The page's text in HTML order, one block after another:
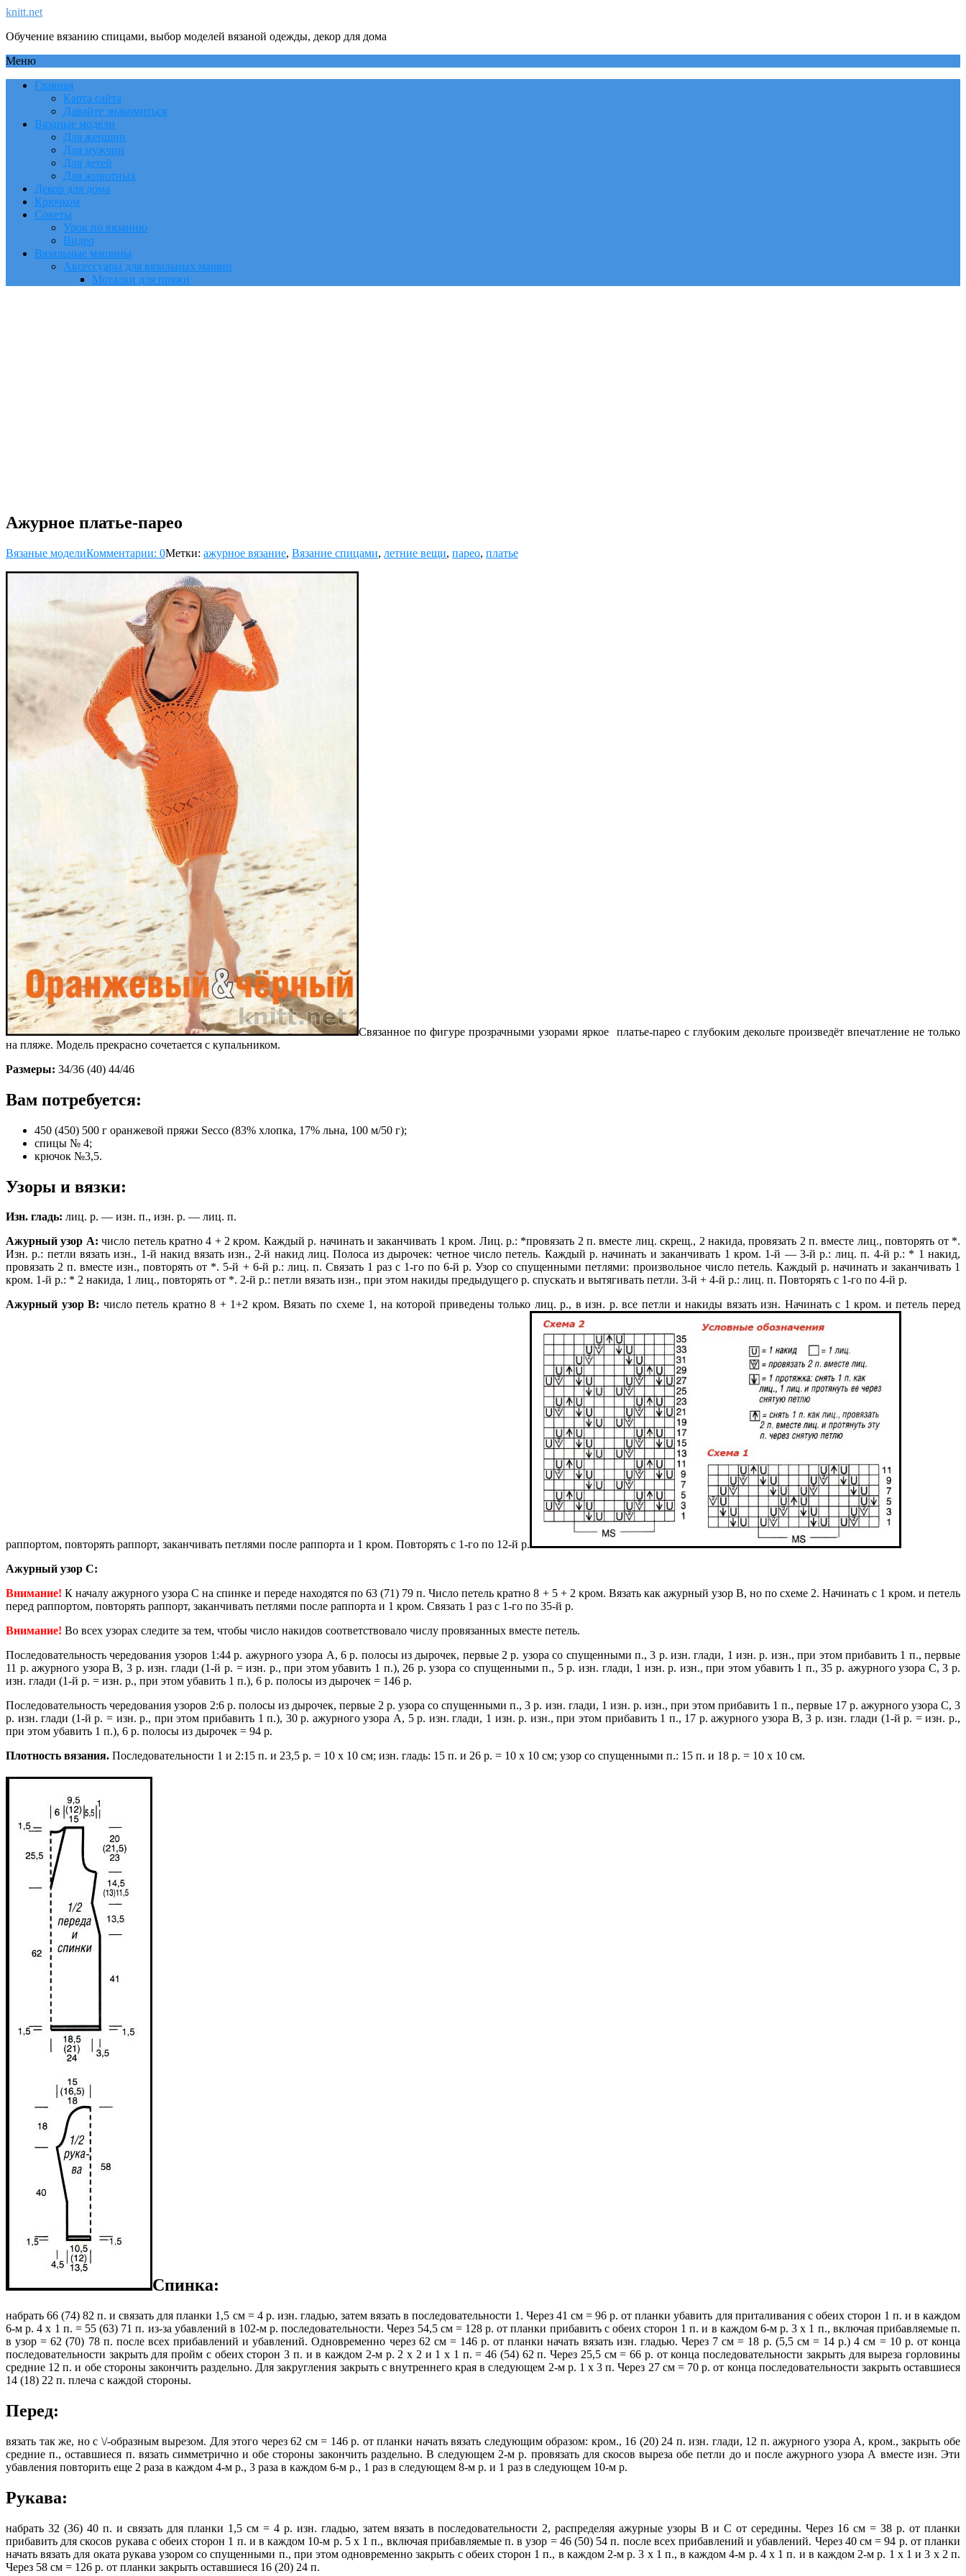
knitt.net
Обучение вязанию спицами, выбор моделей вязаной одежды, декор для дома
Меню
Главная
Карта сайта
Давайте знакомиться
Вязаные модели
Для женщин
Для мужчин
Для детей
Для животных
Декор для дома
Крючком
Советы
Урок по вязанию
Видео
Вязальные машины
Аксессуары для вязальных машин
Моталки для пряжи
Ажурное платье-парео
Вязаные моделиКомментарии: 0Метки: ажурное вязание, Вязание спицами, летние вещи, парео, платье
Связанное по фигуре прозрачными узорами яркое платье-парео с глубоким декольтепроизведёт впечатление не только
на пляже. Модель прекрасно сочетается с купальником.
Размеры: 34/36 (40) 44/46
Вам потребуется:
450 (450) 500 г оран­жевой пряжи Sессо (83% хлопка, 17% льна, 100 м/50 г);
спицы № 4;
крючок №3,5.
Узоры и вязки:
Изн. гладь: лиц. р. — изн. п., изн. р. — лиц. п.
Ажурный узор А: число петель кратно 4 + 2 кром. Каждый р. начинать и заканчивать 1 кром. Лиц. р.: *провязать 2 п. вместе лиц. скрещ., 2 накида, провязать 2 п. вместе лиц., повторять от *.
Изн. р.: петли вязать изн., 1-й накид вязать изн., 2-й накид лиц. Полоса из дырочек: четное число петель. Каждый р. начинать и заканчивать 1 кром. 1-й — 3-й р.: лиц. п. 4-й р.: * 1 накид,
провязать 2 п. вместе изн., повторять от *. 5-й + 6-й р.: лиц. п. Связать 1 раз с 1-го по 6-й р. Узор со спущенными петлями: произвольное число петель. Каждый р. начинать и заканчивать 1
кром. 1-й р.: * 2 накида, 1 лиц., повторять от *. 2-й р.: петли вязать изн., при этом накиды предыдущего р. спускать и вытягивать петли. 3-й + 4-й р.: лиц. п. Повторять с 1-го по 4-й р.
Ажурный узор В: число петель кратно 8 + 1+2 кром. Вязать по схеме 1, на которой приведены только лиц. р., в изн. р. все петли и накиды вязать изн. Начинать с 1 кром. и петель перед
раппортом, повторять раппорт, заканчивать петлями после раппорта и 1 кром. Повторять с 1-го по 12-й р.
Ажурный узор С:
Внимание! К началу ажурного узора С на спинке и переде находятся по 63 (71) 79 п. Число петель кратно 8 + 5 + 2 кром. Вязать как ажурный узор В, но по схеме 2. Начинать с 1 кром. и петель
перед раппортом, повторять раппорт, заканчивать петлями после раппорта и 1 кром. Связать 1 раз с 1-го по 35-й р.
Внимание! Во всех узорах следите за тем, чтобы число накидов соответствовало числу провязанных вместе петель.
Последовательность чередования узоров 1:44 р. ажурного узора А, 6 р. полосы из дырочек, первые 2 р. узора со спущенными п., 3 р. изн. глади, 1 изн. р. изн., при этом прибавить 1 п., первые
11 р. ажурного узора В, 3 р. изн. глади (1-й р. = изн. р., при этом убавить 1 п.), 26 р. узора со спущенными п., 5 р. изн. глади, 1 изн. р. изн., при этом убавить 1 п., 35 р. ажурного узора С, 3 р.
изн. глади (1-й р. = изн. р., при этом убавить 1 п.), 6 р. полосы из дырочек = 146 р.
Последовательность чередования узоров 2:6 р. полосы из дырочек, первые 2 р. узора со спущенными п., 3 р. изн. глади, 1 изн. р. изн., при этом прибавить 1 п., первые 17 р. ажурного узора С, 3
р. изн. глади (1-й р. = изн. р., при этом прибавить 1 п.), 30 р. ажурного узора А, 5 р. изн. глади, 1 изн. р. изн., при этом прибавить 1 п., 17 р. ажурного узора В, 3 р. изн. глади (1-й р. = изн. р.,
при этом убавить 1 п.), 6 р. полосы из дырочек = 94 р.
Плотность вязания. Последовательности 1 и 2:15 п. и 23,5 р. = 10 х 10 см; изн. гладь: 15 п. и 26 р. = 10 х 10 см; узор со спущенными п.: 15 п. и 18 р. = 10 х 10 см.
Спинка:
набрать 66 (74) 82 п. и связать для планки 1,5 см = 4 р. изн. гладью, затем вязать в последовательности 1. Через 41 см = 96 р. от планки убавить для приталивания с обеих сторон 1 п. и в каждом
6-м р. 4 х 1 п. = 55 (63) 71 п. из-за убавлений в 102-м р. последовательности. Через 54,5 см = 128 р. от планки прибавить с обеих сторон 1 п. и в каждом 6-м р. 3 х 1 п., включая прибавляемые п.
в узор = 62 (70) 78 п. после всех прибавлений и убавлений. Одновременно через 62 см = 146 р. от планки начать вязать изн. гладью. Через 7 см = 18 р. (5,5 см = 14 р.) 4 см = 10 р. от конца
последовательности закрыть для пройм с обеих сторон 3 п. и в каждом 2-м р. 2 х 2 и 1 х 1 п. = 46 (54) 62 п. Через 25,5 см = 66 р. от конца последовательности закрыть для выреза горловины
средние 12 п. и обе стороны закончить раздельно. Для закругления закрыть с внутреннего края в следующем 2-м р. 1 х 3 п. Через 27 см = 70 р. от конца последователь­ности закрыть оставшиеся
14 (18) 22 п. плеча с каждой стороны.
Перед:
вязать так же, но с \/-образным вырезом. Для этого через 62 см = 146 р. от планки начать вязать следующим образом: кром., 16 (20) 24 п. изн. глади, 12 п. ажурного узора А, кром., закрыть обе
средние п., оставшиеся п. вязать симметрично и обе стороны закончить раздельно. В следующем 2-м р. провязать для скосов выреза обе петли до и после ажурного узора А вместе изн. Эти
убавления повторить еще 2 раза в каждом 4-м р., 3 раза в каждом 6-м р., 1 раз в следующем 8-м р. и 1 раз в следующем 10-м р.
Рукава:
набрать 32 (36) 40 п. и связать для планки 1,5 см = 4 р. изн. гладью, затем вязать в последовательности 2, распределяя ажурные узоры В и С от середины. Через 16 см = 38 р. от планки
прибавить для скосов рукава с обеих сторон 1 п. и в каждом 10-м р. 5 х 1 п., включая прибавляемые п. в узор = 46 (50) 54 п. после всех прибавлений и убавлений. Через 40 см = 94 р. от планки
начать вязать для оката рукава узором со спущенными п., при этом одновременно закрыть с обеих сторон 1 п., в каждом 2-м р. 3 х 1 п., в каждом 4-м р. 4 х 1 п. и в каждом 2-м р. 1 х 1 и 3 х 2 п.
Через 58 см = 126 р. от планки закрыть оставшиеся 16 (20) 24 п.